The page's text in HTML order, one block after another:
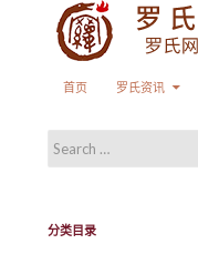
首页
罗氏资讯
Search for:
分类目录